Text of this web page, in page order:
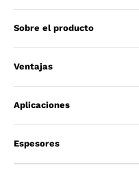
Sobre el producto
Ventajas
Aplicaciones
Espesores